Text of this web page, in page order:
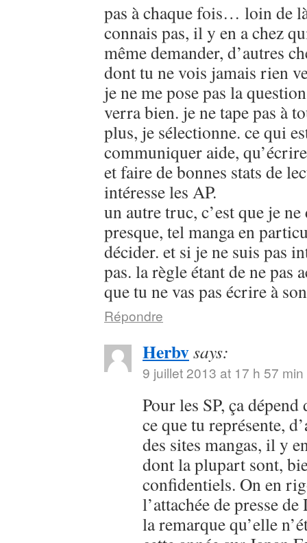
pas à chaque fois… loin de
connais pas, il y en a chez
même demander, d’autres
dont tu ne vois jamais rien
je ne me pose pas la
verra bien. je ne tape pas à
plus, je sélectionne. ce qui
communiquer aide,
et faire de bonnes stats de
intéresse les AP.
un autre truc, c’est que je
presque, tel manga en
décider. et si je ne suis pas
pas. la règle étant de ne pas
que tu ne vas pas écrire à
Répondre
Herbvsays:
9 juillet 2013 at 17 h 57 min
Pour les SP, ça
ce que tu représente,
des sites mangas, il y
dont la plupart sont,
confidentiels. On en
l’attachée de presse
la remarque qu’elle